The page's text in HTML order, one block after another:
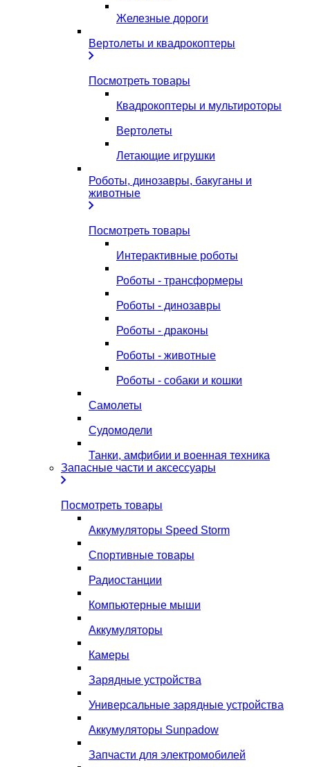
Железные дороги
Вертолеты и квадрокоптеры
Посмотреть товары
Квадрокоптеры и мультироторы
Вертолеты
Летающие игрушки
Роботы, динозавры, бакуганы и
животные
Посмотреть товары
Интерактивные роботы
Роботы - трансформеры
Роботы - динозавры
Роботы - драконы
Роботы - животные
Роботы - собаки и кошки
Самолеты
Судомодели
Танки, амфибии и военная техника
Запасные части и аксессуары
Посмотреть товары
Аккумуляторы Speed Storm
Спортивные товары
Радиостанции
Компьютерные мыши
Аккумуляторы
Камеры
Зарядные устройства
Универсальные зарядные устройства
Аккумуляторы Sunpadow
Запчасти для электромобилей